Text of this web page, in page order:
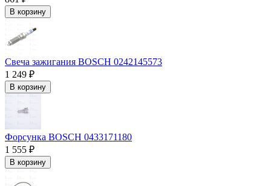
В корзину
Свеча зажигания BOSCH 0242145573
1 249 ₽
В корзину
Форсунка BOSCH 0433171180
1 555 ₽
В корзину